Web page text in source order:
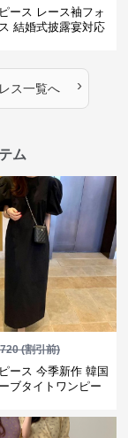
ース レース袖フォ
結婚式披露宴対応
ス一覧へ ›
ム
(割引前)
ース 今季新作 韓国
ブタイトワンピー